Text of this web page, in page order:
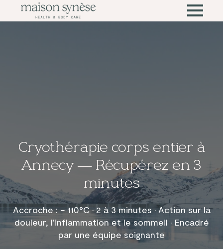
Cryothérapie corps entier à
Annecy — Récupérez en 3
minutes
Accroche : − 110°C · 2 à 3 minutes · Action sur la
douleur, l'inflammation et le sommeil · Encadré
par une équipe soignante